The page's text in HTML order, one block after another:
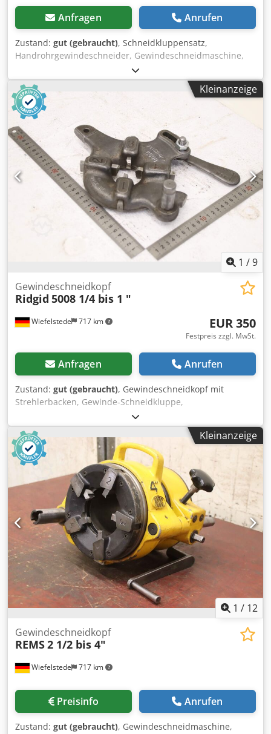
Anfragen Anrufen
Zustand: gut (gebraucht), Schneidkluppensatz,
Handrohrgewindeschneider, Gewindeschneidmaschine,
Rohrgewinde-Schneider, Rohrgewindeschneider,
Schneidkopf -für Rohrgröße: max. 2" Zoll -5x
Schneidkuppen: 3/4" 1" 1 1/4"1 1/2" 2" Zoll Crodpfx Aoc T
Nx Ijm Rjf -2x Gewinderatschen: Typ 111-R/12-R -
Preis/Verkauf: komplett -Gewicht: 12,8 kg
Kleinanzeige
1 /9
Wiefelstede 717 km
Gewindeschneidkopf
Ridgid 5008 1/4 bis 1 "
EUR 350
Festpreis zzgl. MwSt.
Anfragen Anrufen
Zustand: gut (gebraucht), Gewindeschneidkopf mit
Strehlerbacken, Gewinde-Schneidkluppe,
Gewindeschneidmaschine, Rohrgewinde-Schneider,
Schneidkopf, Bolzenschneidkopf Codpfx Aeyquwqem Rjrf -
Hersteller: Ridgid, Gewindeschneidkopf Modell 5008 -
Rohrgröße. 1/4 bis 1 " -eingebaute Schneidbacken: 1" -
Abmessungen: 190/240/H75 mm -Gewicht: 3,4 kg
Kleinanzeige
1 / 12
Wiefelstede 717 km
Gewindeschneidkopf
REMS2 1/2 bis 4"
Preisinfo Anrufen
Zustand: gut (gebraucht), Gewindeschneidmaschine,